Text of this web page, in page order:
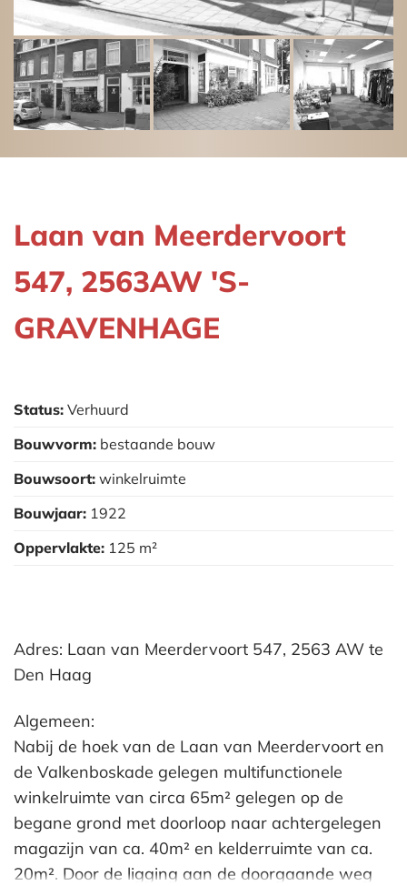
Laan van Meerdervoort
547, 2563AW 'S-
GRAVENHAGE
Status: Verhuurd
Bouwvorm: bestaande bouw
Bouwsoort: winkelruimte
Bouwjaar: 1922
Oppervlakte: 125 m²
Adres: Laan van Meerdervoort 547, 2563 AW te
Den Haag
Algemeen:
Nabij de hoek van de Laan van Meerdervoort en
de Valkenboskade gelegen multifunctionele
winkelruimte van circa 65m² gelegen op de
begane grond met doorloop naar achtergelegen
magazijn van ca. 40m² en kelderruimte van ca.
20m². Door de ligging aan de doorgaande weg